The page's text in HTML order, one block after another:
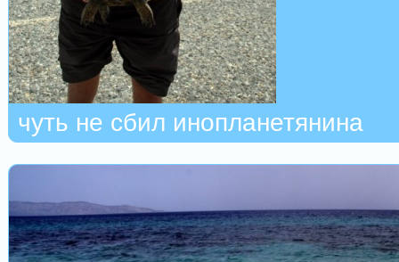
чуть не сбил инопланетянина